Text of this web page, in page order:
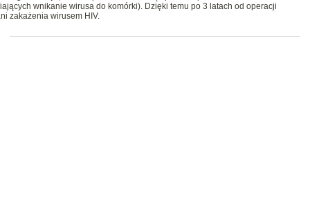
wnikanie wirusa do komórki). Dzięki temu po 3 latach od operacji
zakażenia wirusem HIV.